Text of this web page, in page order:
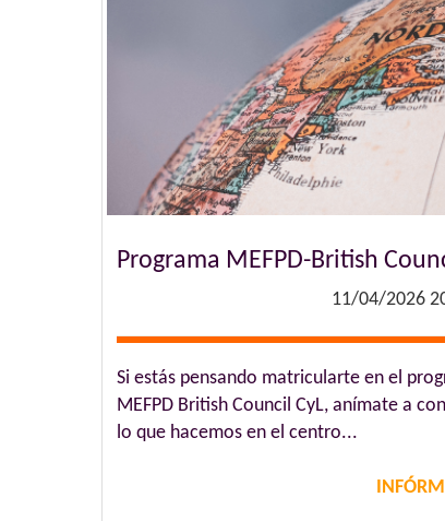
Programa MEFPD-British
11/04/2026
Si estás pensando matricularte en el
MEFPD British Council CyL, anímate a
lo que hacemos en el centro...